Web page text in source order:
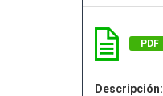
PDF
Descripción: